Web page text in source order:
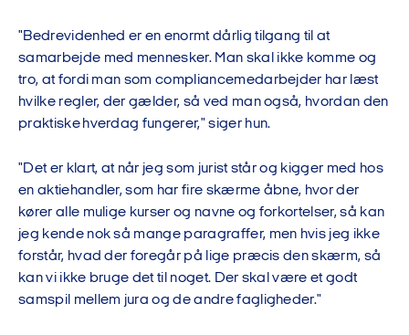
"Bedrevidenhed er en enormt dårlig tilgang til at
samarbejde med mennesker. Man skal ikke komme og
tro, at fordi man som compliancemedarbejder har læst
hvilke regler, der gælder, så ved man også, hvordan den
praktiske hverdag fungerer," siger hun.
"Det er klart, at når jeg som jurist står og kigger med hos
en aktiehandler, som har fire skærme åbne, hvor der
kører alle mulige kurser og navne og forkortelser, så kan
jeg kende nok så mange paragraffer, men hvis jeg ikke
forstår, hvad der foregår på lige præcis den skærm, så
kan vi ikke bruge det til noget. Der skal være et godt
samspil mellem jura og de andre fagligheder."